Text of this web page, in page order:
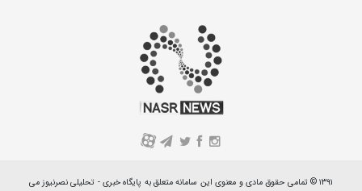
A
۱۳۹۱ © تمامی حقوق مادی و معنوی این سامانه متعلق به پایگاه خبری - تحلیلی نصرنیوز می